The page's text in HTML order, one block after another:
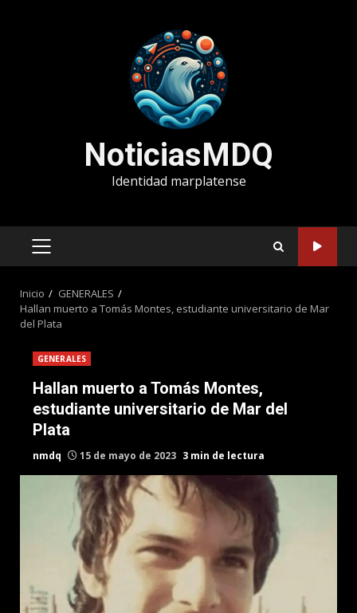
NoticiasMDQ
Identidad marplatense
MENÚ
Inicio
GENERALES
Hallan muerto a Tomás Montes, estudiante universitario de Mar
del Plata
GENERALES
Hallan muerto a Tomás Montes,
estudiante universitario de Mar del
Plata
nmdq 15 de mayo de 2023 3 min de lectura